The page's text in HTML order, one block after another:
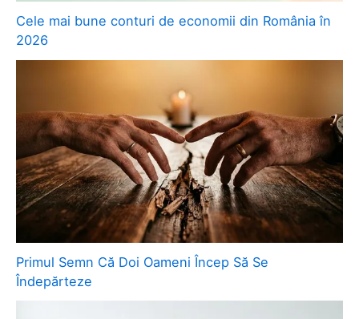
Cele mai bune conturi de economii din România în
2026
Primul Semn Că Doi Oameni Încep Să Se
Îndepărteze